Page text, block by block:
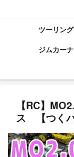
ツーリング
ジムカーナ
【RC】
ス 【つく